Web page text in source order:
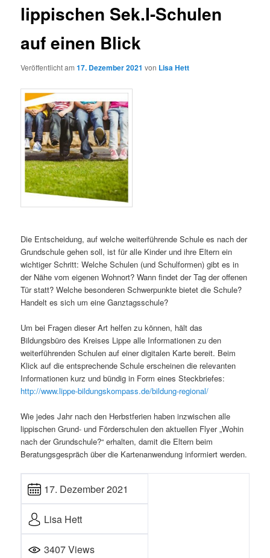
lippischen Sek.I-Schulen
auf einen Blick
Veröffentlicht am17. Dezember 2021 von Lisa Hett
Die Entscheidung, auf welche weiterführende Schule es nach der
Grundschule gehen soll, ist für alle Kinder und ihre Eltern ein
wichtiger Schritt: Welche Schulen (und Schulformen) gibt es in
der Nähe vom eigenen Wohnort? Wann findet der Tag der offenen
Tür statt? Welche besonderen Schwerpunkte bietet die Schule?
Handelt es sich um eine Ganztagsschule?
Um bei Fragen dieser Art helfen zu können, hält das
Bildungsbüro des Kreises Lippe alle Informationen zu den
weiterführenden Schulen auf einer digitalen Karte bereit. Beim
Klick auf die entsprechende Schule erscheinen die relevanten
Informationen kurz und bündig in Form eines Steckbriefes:
http://www.lippe-bildungskompass.de/bildung-regional/
Wie jedes Jahr nach den Herbstferien haben inzwischen alle
lippischen Grund- und Förderschulen den aktuellen Flyer „Wohin
nach der Grundschule?“ erhalten, damit die Eltern beim
Beratungsgespräch über die Kartenanwendung informiert werden.
17. Dezember 2021
Lisa Hett
3407 Views